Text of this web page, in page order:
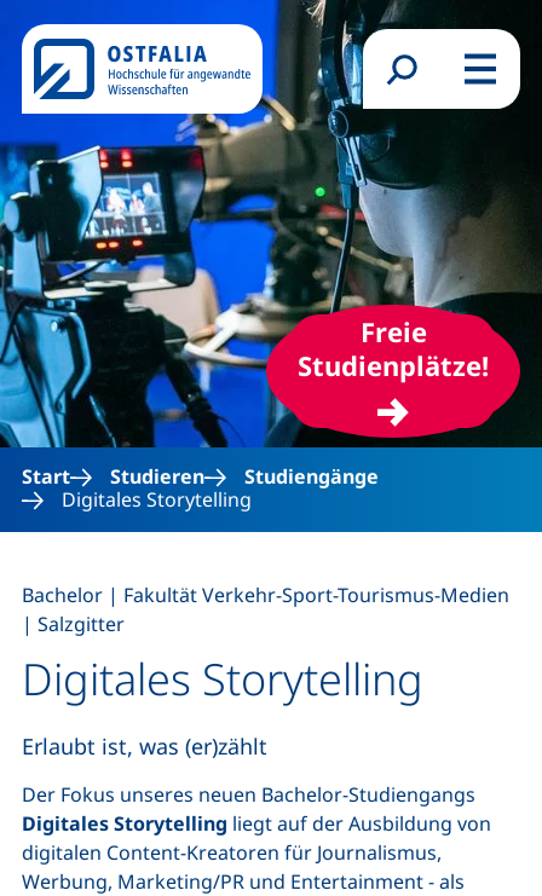
Direkt zum Inhalt
Suchformular
Menü
Freie
Studienplätze!
Start Studieren
Studiengänge
Digitales Storytelling
Digitales Storytelling
Bachelor | Fakultät Verkehr-Sport-Tourismus-Medien
| Salzgitter
Erlaubt ist, was (er)zählt
Der Fokus unseres neuen Bachelor-Studiengangs
Digitales Storytelling liegt auf der Ausbildung von
digitalen Content-Kreatoren für Journalismus,
Werbung, Marketing/PR und Entertainment - als